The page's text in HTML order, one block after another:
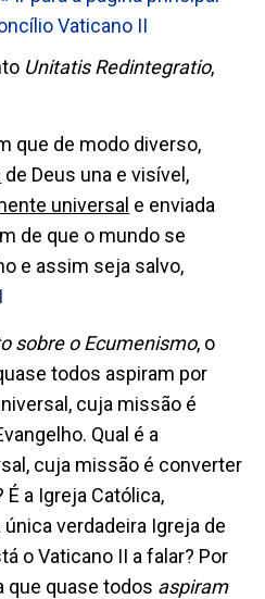
Vaticano II
Unitatis Redintegratio,
que de modo diverso,
de Deus una e visível,
universal e enviada
de que o mundo se
e assim seja salvo,
sobre o Ecumenismo, o
todos aspiram por
cuja missão é
Qual é a
cuja missão é converter
a Igreja Católica,
verdadeira Igreja de
o Vaticano II a falar? Por
que quase todos aspiram